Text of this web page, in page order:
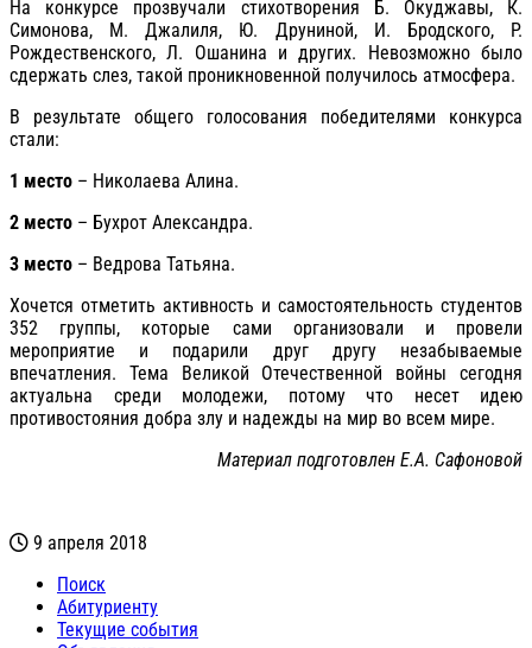
На конкурсе прозвучали стихотворения Б. Окуджавы, К.
Симонова, М. Джалиля, Ю. Друниной, И. Бродского, Р.
Рождественского, Л. Ошанина и других. Невозможно было
сдержать слез, такой проникновенной получилось атмосфера.
В результате общего голосования победителями конкурса
стали:
1 место – Николаева Алина.
2 место – Бухрот Александра.
3 место – Ведрова Татьяна.
Хочется отметить активность и самостоятельность студентов
352 группы, которые сами организовали и провели
мероприятие и подарили друг другу незабываемые
впечатления. Тема Великой Отечественной войны сегодня
актуальна среди молодежи, потому что несет идею
противостояния добра злу и надежды на мир во всем мире.
Материал подготовлен Е.А. Сафоновой
9 апреля 2018
Поиск
Абитуриенту
Текущие события